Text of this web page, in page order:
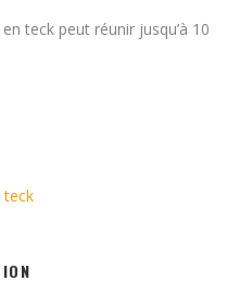
teck peut réunir jusqu’à 10